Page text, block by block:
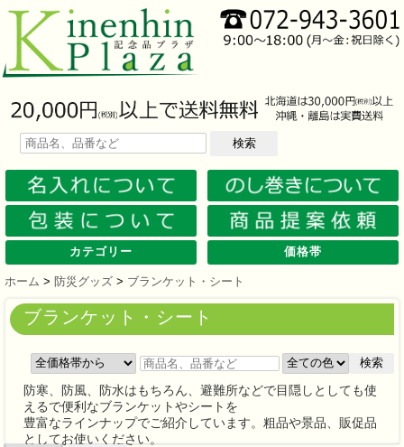
検索
カテゴリー
文房具
メモ・ふせん
ノート・ノートカバー
ファイル・ホルダー
収納ケース・ペンケース
カード・パス・名刺ケース
印鑑・スタンプ
マグネット
電卓
キーホルダー
ルーペ
デスク周りグッズ
その他
筆記具 単色ボールペン
多色・多機能ペン
国内メーカー筆記具
高級筆記具
マーカー・色鉛筆・クレヨン
シャープペン
万年筆
その他
防災グッズ ライト
電池不要！防災用品
ラジオ
ブランケット・シート
携帯充電可能グッズ
非常食
防災セット
その他
防犯グッズ
インテリア フォトフレーム
アロマディフューザー
ライト・キャンドル
インテリア小物
クッション・チェア
キッチン 水回り
スチーマー・鍋
調理用品
保存用品
キッチン家電
タイマー
はかり・スケール
その他
時計 置時計・目覚し時計
壁掛時計
多機能時計
電波時計
腕時計・ストップウォッチ
その他
バッグ・財布 トートバッグ
ポーチ・巾着
エコバッグ
保温冷バッグ
レジカゴバッグ
財布
同柄シリーズ
その他
ファンシー雑貨 玩具
アニマルキャラクター
スイーツモチーフ
アクセサリー
お守・縁起物
その他
レジャー・ガーデニング 保温冷バッグ・ケース
水筒・ボトル・タンブラー
ランチボックス
シート・クッション・チェアー
ドライブ・トラベル
ライト・ツール
ガーデニング用品
夏グッズ
その他
家庭用品 紙製品
掃除用品
洗濯用品
生活家電
便利グッズ
セット商品・ギフト商品
メディカル用品
うちわ・扇子
カイロ・湯たんぽ
その他
テーブルウェア 陶磁器
カップ・湯呑
ガラス製品
おはし類・カトラリー
タンブラー
その他
繊維製品 タオル
クロス・クリーナー
ブランケット
マフラー・スカーフ
衣類
その他
美容グッズ コスメグッズ
ミラー
ネイルケア
バスグッズ
その他
健康グッズ 体脂肪対策
マッサージ・リラックス
温湿度管理
歩数計
その他
傘・雨具 長傘
折りたたみ傘
晴雨兼用傘
レインコート・ポンチョ
その他
食品 お菓子類
ラーメン
うどん・そば
そうめん
麺類その他
お米・餅
調味料
飲み物
非常食
プチギフト
その他
カレンダー
スマホ・タブレット・PC関連 バッテリー&充電器
タッチペン
クリーナー
PC関連グッズ
スマホ関連グッズ
キャラクターグッズ 文房具
バッグ・財布
レジャー用品
テーブルウェア
繊維製品
その他
イベントツールキット 〜30人用
〜50人用
100人用〜
その他
価格帯
100円以下
101円～150円
151円～200円
201円～300円
301円～400円
401円～500円
501円～600円
601円～800円
801円～1000円
1001円～1500円
1501円～2000円
2001円～3000円
3001円～5000円
5001円以上
ホーム > 防災グッズ > ブランケット・シート
ブランケット・シート
検索
防寒、防風、防水はもちろん、避難所などで目隠しとしても使
えるで便利なブランケットやシートを
豊富なラインナップでご紹介しています。粗品や景品、販促品
としてお使いください。